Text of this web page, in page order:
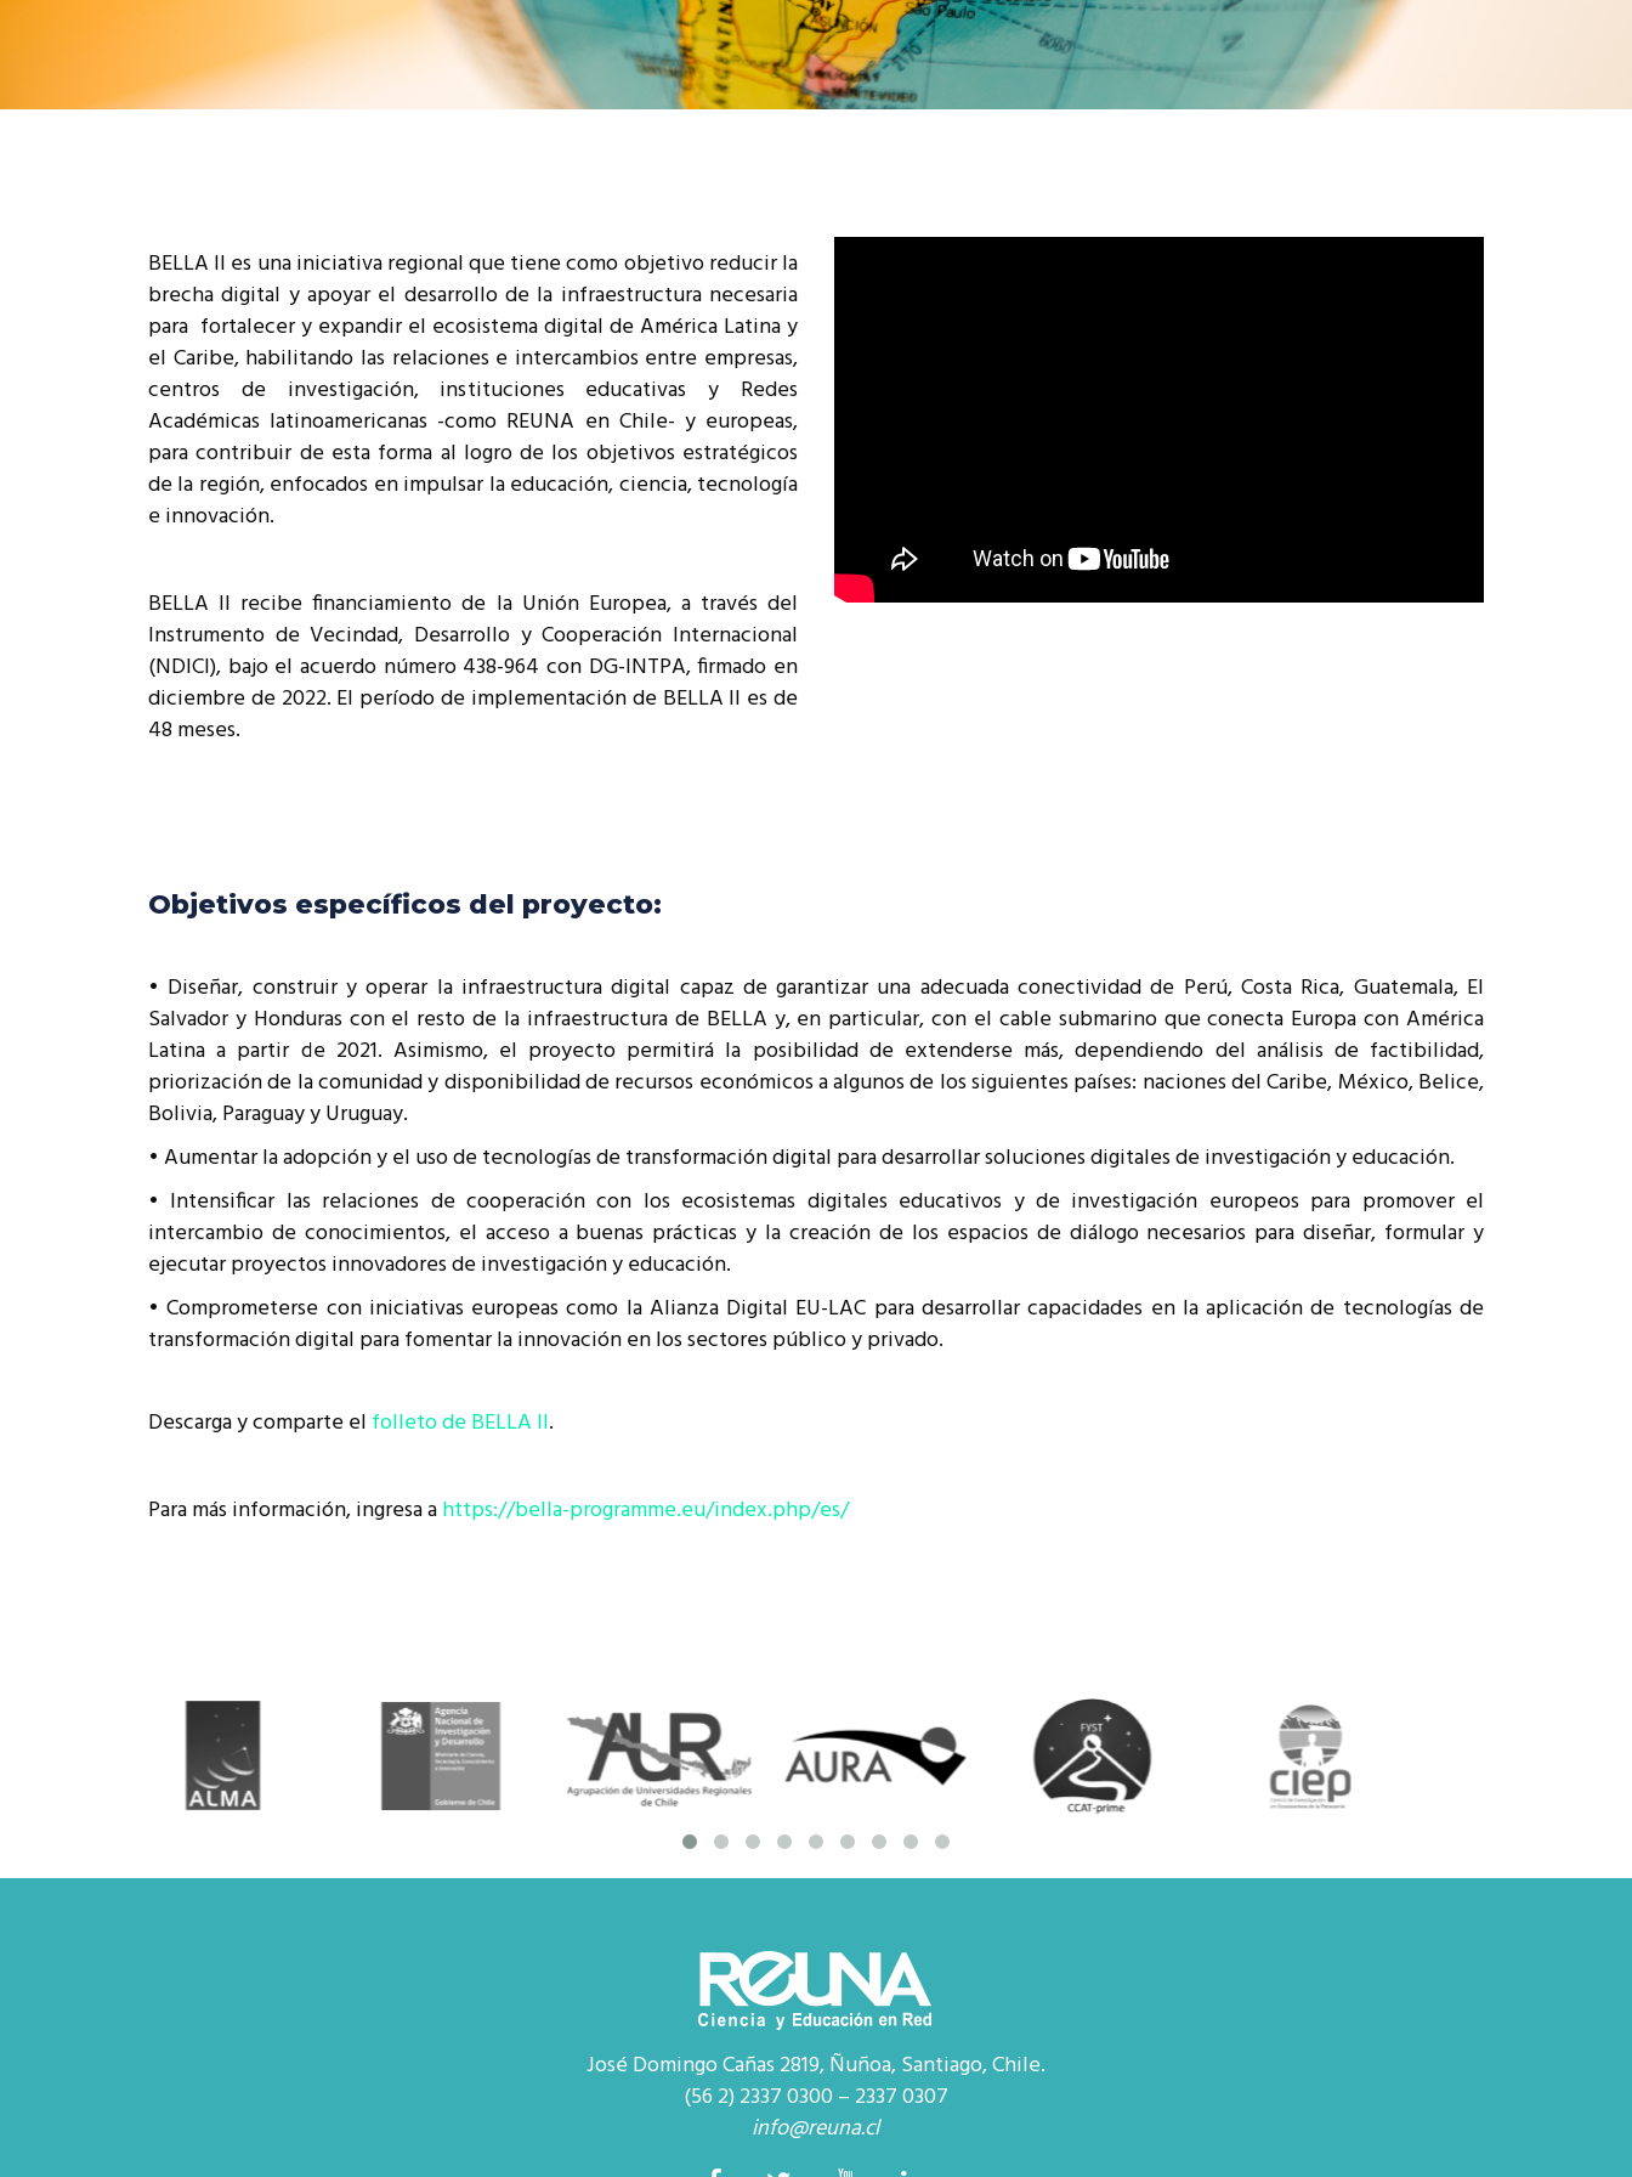
Cumplimiento Legal
Representantes Técnicos
Cómo integrarse a REUNA
BELLA II es una iniciativa regional que tiene como objetivo reducir la
brecha digital y apoyar el desarrollo de la infraestructura necesaria
para fortalecer y expandir el ecosistema digital de América Latina y
el Caribe, habilitando las relaciones e intercambios entre empresas,
centros de investigación, instituciones educativas y Redes
Académicas latinoamericanas -como REUNA en Chile- y europeas,
para contribuir de esta forma al logro de los objetivos estratégicos
de la región, enfocados en impulsar la educación, ciencia, tecnología
e innovación.
BELLA II recibe financiamiento de la Unión Europea, a través del
Instrumento de Vecindad, Desarrollo y Cooperación Internacional
(NDICI), bajo el acuerdo número 438-964 con DG-INTPA, firmado en
diciembre de 2022. El período de implementación de BELLA II es de
48 meses.
Objetivos específicos del proyecto:
• Diseñar, construir y operar la infraestructura digital capaz de garantizar una adecuada conectividad de Perú, Costa Rica, Guatemala, El
Salvador y Honduras con el resto de la infraestructura de BELLA y, en particular, con el cable submarino que conecta Europa con América
Latina a partir de 2021. Asimismo, el proyecto permitirá la posibilidad de extenderse más, dependiendo del análisis de factibilidad,
priorización de la comunidad y disponibilidad de recursos económicos a algunos de los siguientes países: naciones del Caribe, México, Belice,
Bolivia, Paraguay y Uruguay.
• Aumentar la adopción y el uso de tecnologías de transformación digital para desarrollar soluciones digitales de investigación y educación.
• Intensificar las relaciones de cooperación con los ecosistemas digitales educativos y de investigación europeos para promover el
intercambio de conocimientos, el acceso a buenas prácticas y la creación de los espacios de diálogo necesarios para diseñar, formular y
ejecutar proyectos innovadores de investigación y educación.
• Comprometerse con iniciativas europeas como la Alianza Digital EU-LAC para desarrollar capacidades en la aplicación de tecnologías de
transformación digital para fomentar la innovación en los sectores público y privado.
Descarga y comparte el folleto de BELLA II.
Para más información, ingresa ahttps://bella-programme.eu/index.php/es/
José Domingo Cañas 2819, Ñuñoa, Santiago, Chile.
(56 2) 2337 0300 – 2337 0307
info@reuna.cl